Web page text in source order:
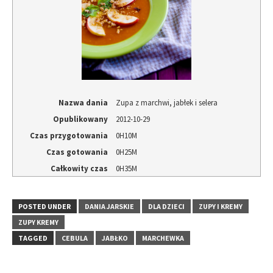
Nazwa dania
Zupa z marchwi, jabłek i selera
Opublikowany
2012-10-29
Czas przygotowania
0H10M
Czas gotowania
0H25M
Całkowity czas
0H35M
POSTED UNDER DANIA JARSKIE DLA DZIECI
ZUPY I KREMY
ZUPY KREMY
TAGGED
CEBULA JABŁKO MARCHEWKA